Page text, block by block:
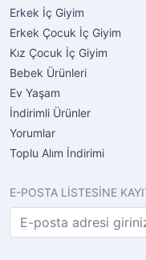
Erkek İç Giyim
Erkek Çocuk İç Giyim
Kız Çocuk İç Giyim
Bebek Ürünleri
Ev Yaşam
İndirimli Ürünler
Yorumlar
Toplu Alım İndirimi
E-POSTA LİSTESİNE